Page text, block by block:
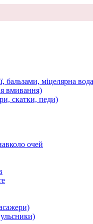
бальзами, міцелярна
вмивання)
скатки, педи)
очей